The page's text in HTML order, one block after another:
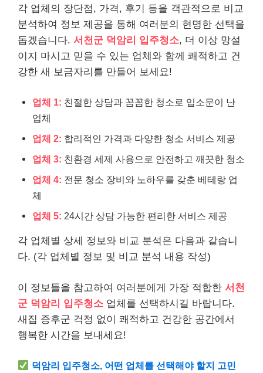
각 업체의 장단점, 가격, 후기 등을 객관적으로 비교
분석하여 정보 제공을 통해 여러분의 현명한 선택을
돕겠습니다. 서천군 덕암리 입주청소, 더 이상 망설
이지 마시고 믿을 수 있는 업체와 함께 쾌적하고 건
강한 새 보금자리를 만들어 보세요!
업체 1: 친절한 상담과 꼼꼼한 청소로 입소문이 난
업체
업체 2: 합리적인 가격과 다양한 청소 서비스 제공
업체 3: 친환경 세제 사용으로 안전하고 깨끗한 청소
업체 4: 전문 청소 장비와 노하우를 갖춘 베테랑 업
체
업체 5: 24시간 상담 가능한 편리한 서비스 제공
각 업체별 상세 정보와 비교 분석은 다음과 같습니
다. (각 업체별 정보 및 비교 분석 내용 작성)
이 정보들을 참고하여 여러분에게 가장 적합한 서천
군 덕암리 입주청소 업체를 선택하시길 바랍니다.
새집 증후군 걱정 없이 쾌적하고 건강한 공간에서
행복한 시간을 보내세요!
덕암리 입주청소, 어떤 업체를 선택해야 할지 고민